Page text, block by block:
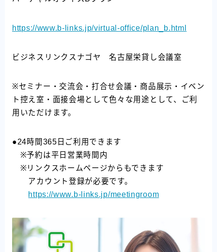
https://www.b-links.jp/virtual-office/plan_b.html
ビジネスリンクスナゴヤ 名古屋栄貸し会議室
※セミナー・交流会・打合せ会議・商品展示・イベン
ト控え室・面接会場として色々な用途として、ご利
用いただけます。
●24時間365日ご利用できます
※予約は平日営業時間内
※リンクスホームページからもできます
アカウント登録が必要です。
https://www.b-links.jp/meetingroom